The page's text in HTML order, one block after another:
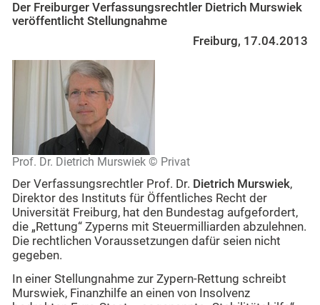
Der Freiburger Verfassungsrechtler Dietrich Murswiek
veröffentlicht Stellungnahme
Freiburg, 17.04.2013
Prof. Dr. Dietrich Murswiek © Privat
Der Verfassungsrechtler Prof. Dr. Dietrich Murswiek,
Direktor des Instituts für Öffentliches Recht der
Universität Freiburg, hat den Bundestag aufgefordert,
die „Rettung“ Zyperns mit Steuermilliarden abzulehnen.
Die rechtlichen Voraussetzungen dafür seien nicht
gegeben.
In einer Stellungnahme zur Zypern-Rettung schreibt
Murswiek, Finanzhilfe an einen von Insolvenz